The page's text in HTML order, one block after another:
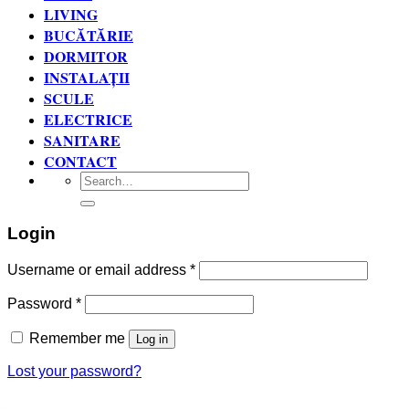
LIVING
BUCĂTĂRIE
DORMITOR
INSTALAȚII
SCULE
ELECTRICE
SANITARE
CONTACT
Search
for:
Login
Username or email address *
Password *
Remember me Log in
Lost your password?